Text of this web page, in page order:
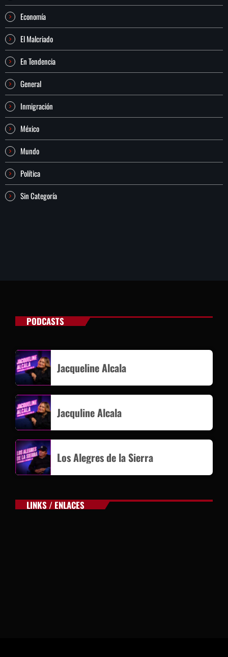
Economía
El Malcriado
En Tendencia
General
Inmigración
México
Mundo
Política
Sin Categoría
PODCASTS
Jacqueline Alcala
Jacquline Alcala
Los Alegres de la Sierra
LINKS / ENLACES